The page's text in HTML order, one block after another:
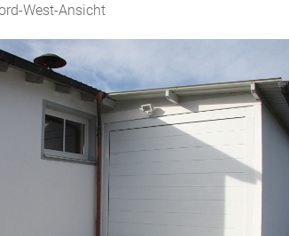
West-Ansicht